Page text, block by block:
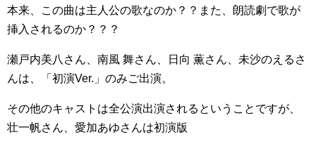
本来、この曲は主人公の歌なのか？？また、朗読劇で歌が
挿入されるのか？？？
瀬戸内美八さん、南風 舞さん、日向 薫さん、未沙のえるさ
んは、「初演Ver.」のみご出演。
その他のキャストは全公演出演されるということですが、
壮一帆さん、愛加あゆさんは初演版